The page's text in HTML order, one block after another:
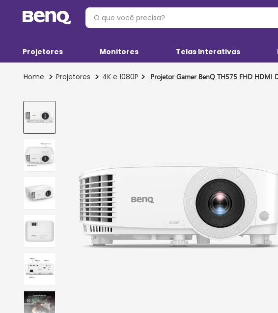
O que você precisa?
Projetores Monitores Telas Interativas
Projetores 4K e 1080P Projetor Gamer BenQ TH575 FHD HDMI